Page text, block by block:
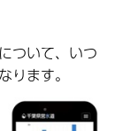
ついて、いつ
ります。